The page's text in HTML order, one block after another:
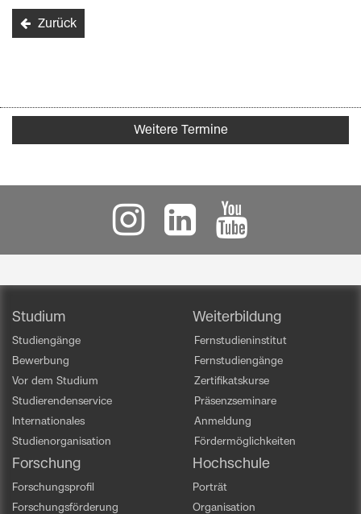
Zurück
Weitere Termine
Studium
Studiengänge
Bewerbung
Vor dem Studium
Studierendenservice
Internationales
Studienorganisation
Weiterbildung
Fernstudieninstitut
Fernstudiengänge
Zertifikatskurse
Präsenzseminare
Anmeldung
Fördermöglichkeiten
Forschung
Forschungsprofil
Forschungsförderung
Hochschule
Porträt
Organisation